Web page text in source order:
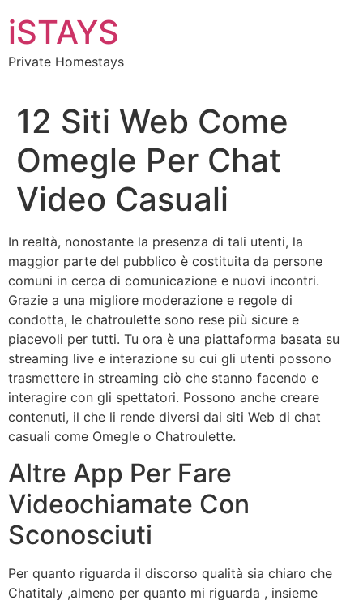
to
content
iSTAYS
Private Homestays
12 Siti Web Come
Omegle Per Chat
Video Casuali
In realtà, nonostante la presenza di tali utenti, la
maggior parte del pubblico è costituita da persone
comuni in cerca di comunicazione e nuovi incontri.
Grazie a una migliore moderazione e regole di
condotta, le chatroulette sono rese più sicure e
piacevoli per tutti. Tu ora è una piattaforma basata su
streaming live e interazione su cui gli utenti possono
trasmettere in streaming ciò che stanno facendo e
interagire con gli spettatori. Possono anche creare
contenuti, il che li rende diversi dai siti Web di chat
casuali come Omegle o Chatroulette.
Altre App Per Fare
Videochiamate Con
Sconosciuti
Per quanto riguarda il discorso qualità sia chiaro che
Chatitaly ,almeno per quanto mi riguarda , insieme